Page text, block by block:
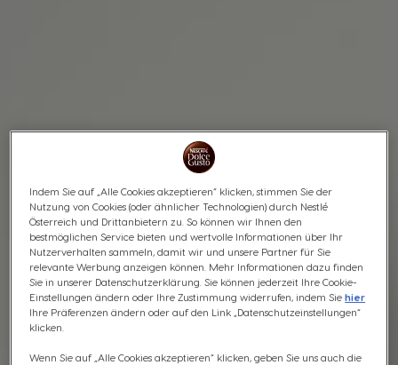
Indem Sie auf „Alle Cookies akzeptieren“ klicken, stimmen Sie der
Nutzung von Cookies (oder ähnlicher Technologien) durch Nestlé
Österreich und Drittanbietern zu. So können wir Ihnen den
bestmöglichen Service bieten und wertvolle Informationen über Ihr
Nutzerverhalten sammeln, damit wir und unsere Partner für Sie
relevante Werbung anzeigen können. Mehr Informationen dazu finden
Sie in unserer Datenschutzerklärung. Sie können jederzeit Ihre Cookie-
Einstellungen ändern oder Ihre Zustimmung widerrufen, indem Siehier
Ihre Präferenzen ändern oder auf den Link „Datenschutzeinstellungen“
klicken.
Wenn Sie auf „Alle Cookies akzeptieren“ klicken, geben Sie uns auch die